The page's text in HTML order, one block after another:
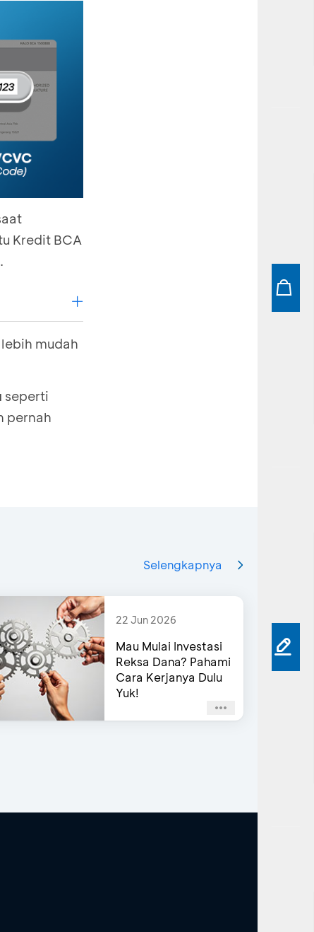
Kredit BCA
mudah
seperti
pernah
Selengkapnya
22 Jun 2026
Mau Mulai Investasi
Reksa Dana? Pahami
Cara Kerjanya Dulu
Yuk!